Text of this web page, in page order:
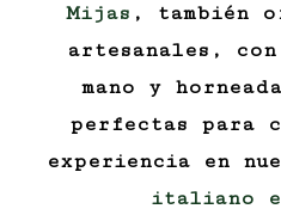
Mijas , también
artesanales, con
mano y
perfectas para
experiencia en
italiano